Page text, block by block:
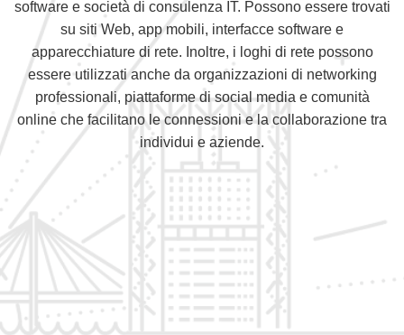
software e società di consulenza IT. Possono essere trovati
su siti Web, app mobili, interfacce software e
apparecchiature di rete. Inoltre, i loghi di rete possono
essere utilizzati anche da organizzazioni di networking
professionali, piattaforme di social media e comunità
online che facilitano le connessioni e la collaborazione tra
individui e aziende.